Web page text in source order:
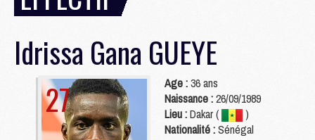
Idrissa GanaGUEYE
27
Age :36 ans
Naissance :26/09/1989
Lieu :Dakar (
)
Nationalité :Sénégal